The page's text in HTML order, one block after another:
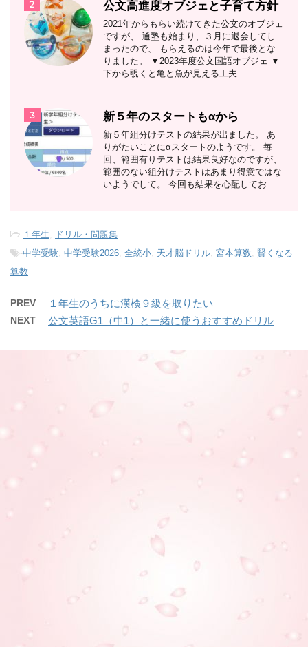
2 公文高進度オブジェと子育て方針
2021年からもらい続けてきた公文のオブジェ
ですが、 通塾も始まり、３月に退会してし
まったので、 もらえるのは今年で最後とな
りました。 ▼2023年度公文国語オブジェ ▼
下から覗くと亀と魚が見える工夫 ...
3 新５年のスタートもαから
新５年組分けテストの結果が出ました。 あ
りがたいことにαスタートのようです。 毎
回、範囲有りテストは結果良好なのですが、
範囲のない組分けテストはあまり得意ではな
いようでして。 今回も結果を心配してお ...
- １年生,
ドリル・問題集
-中学受験, 中学受験2026, 全統小, 天才脳ドリル, 宮本算数, 賢くなる
算数
PREV １年生のうちに漢検９級を取りたい
NEXT 公文英語G1（中1）と一緒に使うおすすめドリル